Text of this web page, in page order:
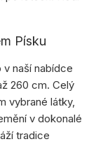
Písku
v naší nabídce
260 cm. Celý
vybrané látky,
v dokonalé
tradice